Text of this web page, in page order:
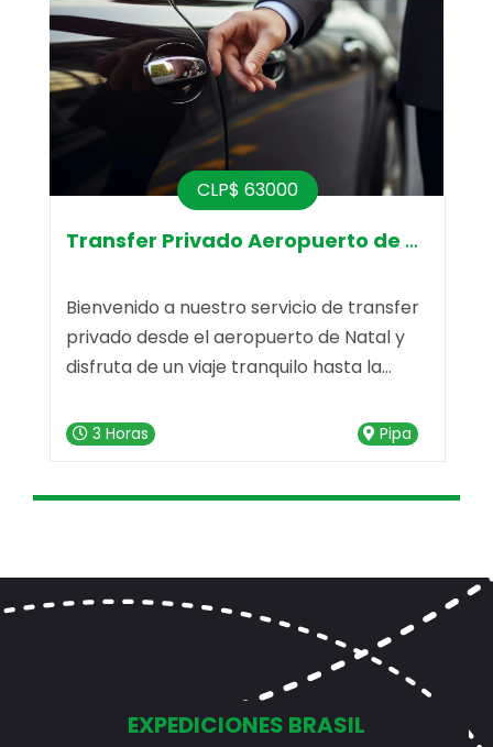
CLP$ 63000
Transfer Privado Aeropuerto de
Bienvenido a nuestro servicio de transfer
privado desde el aeropuerto de Natal y
disfruta de un viaje tranquilo hasta la
servicio de transfer está listo para hacer
3 Horas Pipa
EXPEDICIONES BRASIL